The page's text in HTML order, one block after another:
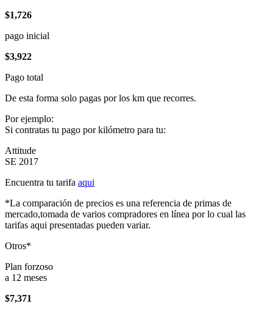
$1,726
pago inicial
$3,922
Pago total
De esta forma solo pagas por los km que recorres.
Por ejemplo:
Si contratas tu pago por kilómetro para tu:
Attitude
SE 2017
Encuentra tu tarifa aqui
*La comparación de precios es una referencia de primas de
mercado,tomada de varios compradores en línea por lo cual las
tarifas aqui presentadas pueden variar.
Otros*
Plan forzoso
a 12 meses
$7,371